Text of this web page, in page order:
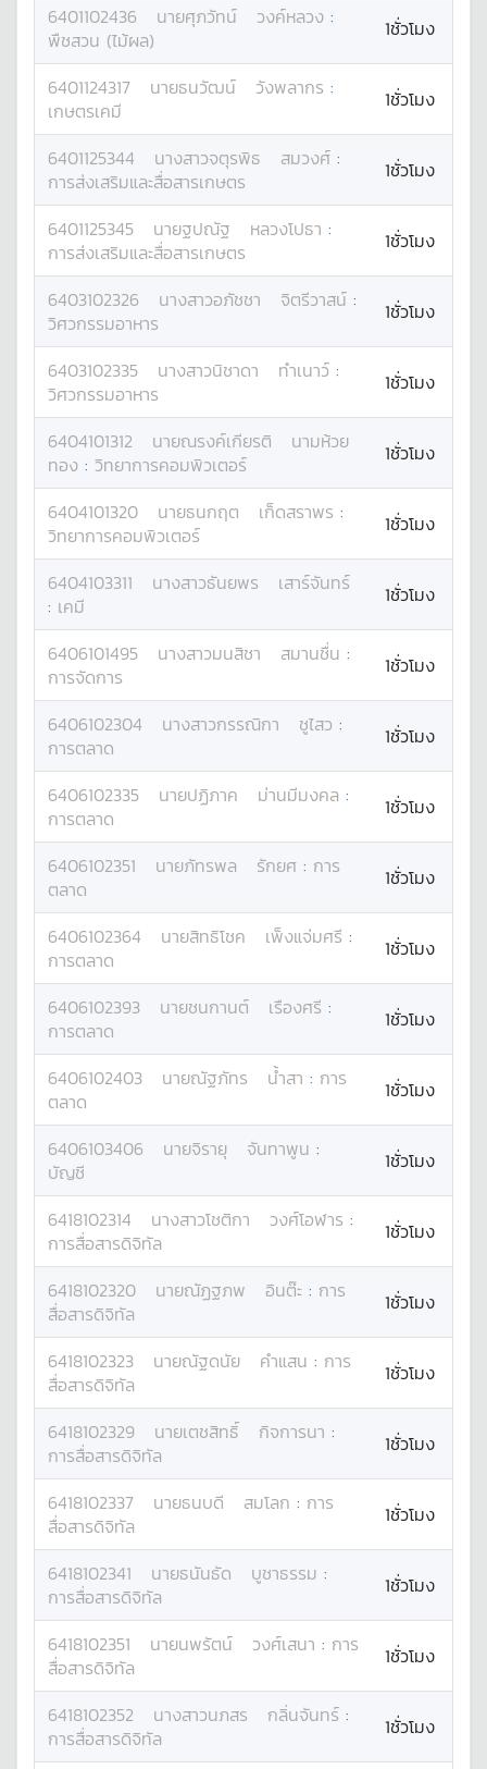
6401102436 นายศุภวัทน์ วงค์หลวง :
พืชสวน (ไม้ผล)
1ชั่วโมง
6401124317 นายธนวัฒน์ วังพลากร :
เกษตรเคมี
1ชั่วโมง
6401125344 นางสาวจตุรพิธ สมวงศ์ :
การส่งเสริมและสื่อสารเกษตร
1ชั่วโมง
6401125345 นายฐปณัฐ หลวงโปธา :
การส่งเสริมและสื่อสารเกษตร
1ชั่วโมง
6403102326 นางสาวอภัชชา จิตรีวาสน์ :
วิศวกรรมอาหาร
1ชั่วโมง
6403102335 นางสาวนิชาดา ทำเนาว์ :
วิศวกรรมอาหาร
1ชั่วโมง
6404101312 นายณรงค์เกียรติ
นามห้วย
ทอง : วิทยาการคอมพิวเตอร์ 1ชั่วโมง
6404101320 นายธนกฤต เก็ดสราพร :
วิทยาการคอมพิวเตอร์
1ชั่วโมง
6404103311 นางสาวธันยพร
เสาร์จันทร์
: เคมี 1ชั่วโมง
6406101495 นางสาวมนสิชา สมานชื่น :
การจัดการ
1ชั่วโมง
6406102304 นางสาวกรรณิกา ชูไสว :
การตลาด
1ชั่วโมง
6406102335 นายปฏิภาค ม่านมีมงคล :
การตลาด
1ชั่วโมง
6406102351 นายภัทรพล รักยศ : การ
ตลาด
1ชั่วโมง
6406102364 นายสิทธิโชค เพ็งแจ่มศรี :
การตลาด
1ชั่วโมง
6406102393 นายชนกานต์ เรืองศรี :
การตลาด
1ชั่วโมง
6406102403 นายณัฐภัทร น้ำสา : การ
ตลาด
1ชั่วโมง
6406103406 นายจิรายุ จันทาพูน :
บัญชี
1ชั่วโมง
6418102314 นางสาวโชติกา วงศ์โอฬาร :
การสื่อสารดิจิทัล
1ชั่วโมง
6418102320 นายณัฏฐภพ อินต๊ะ : การ
สื่อสารดิจิทัล
1ชั่วโมง
6418102323 นายณัฐดนัย คำแสน : การ
สื่อสารดิจิทัล
1ชั่วโมง
6418102329 นายเตชสิทธิ์ กิจการนา :
การสื่อสารดิจิทัล
1ชั่วโมง
6418102337 นายธนบดี สมโลก : การ
สื่อสารดิจิทัล
1ชั่วโมง
6418102341 นายธนันธัด บูชาธรรม :
การสื่อสารดิจิทัล
1ชั่วโมง
6418102351 นายนพรัตน์ วงศ์เสนา : การ
สื่อสารดิจิทัล
1ชั่วโมง
6418102352 นางสาวนภสร กลิ่นจันทร์ :
การสื่อสารดิจิทัล
1ชั่วโมง